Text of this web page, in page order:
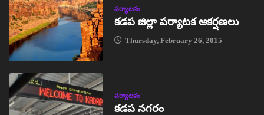
పర్యాటకం
కడప జిల్లా పర్యాటక ఆకర్షణలు
Thursday, February 26, 2015
పర్యాటకం
కడప నగరం